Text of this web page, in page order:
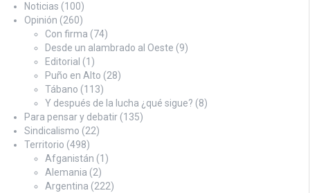
Noticias (100)
Opinión (260)
Con firma (74)
Desde un alambrado al Oeste (9)
Editorial (1)
Puño en Alto (28)
Tábano (113)
Y después de la lucha ¿qué sigue? (8)
Para pensar y debatir (135)
Sindicalismo (22)
Territorio (498)
Afganistán (1)
Alemania (2)
Argentina (222)